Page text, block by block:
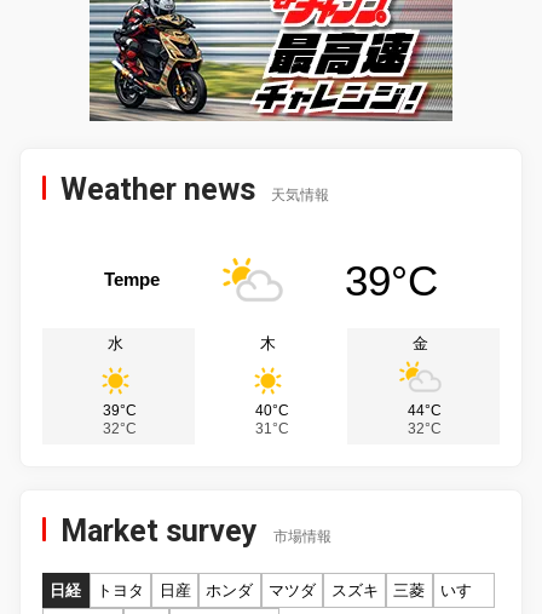
Weather news 天気情報
Tempe 39°C
水
39°C
32°C
木
40°C
31°C
金
44°C
32°C
Market survey 市場情報
日経 トヨタ 日産 ホンダ マツダ スズキ 三菱
いすゞ